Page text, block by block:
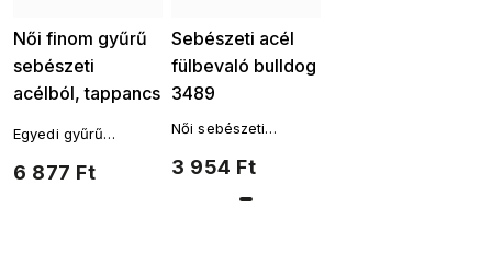
Női finom gyűrű
sebészeti
acélból, tappancs
kövekkel
4000281
6 877 Ft
Egyedi gyűrű
csillogással, amely
Sebészeti acél
fülbevaló bulldog
3489
3 954 Ft
Női sebészeti
fülbevaló